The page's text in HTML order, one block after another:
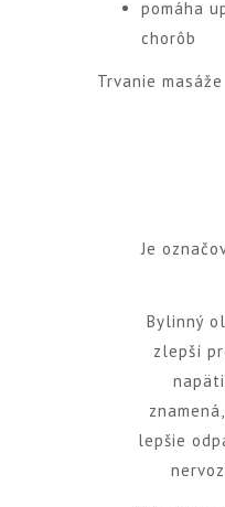
pomáha
chorôb
Trvanie
Je
Bylinný
zlepší
lepšie